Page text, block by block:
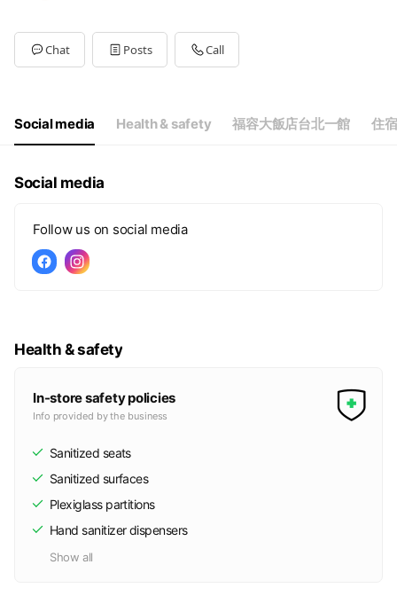
Chat Posts Call
Social media Health & safety 福容大飯店台北一館 住
Social media
Follow us on social media
Health & safety
In-store safety policies
Info provided by the business
Sanitized seats
Sanitized surfaces
Plexiglass partitions
Hand sanitizer dispensers
Show all